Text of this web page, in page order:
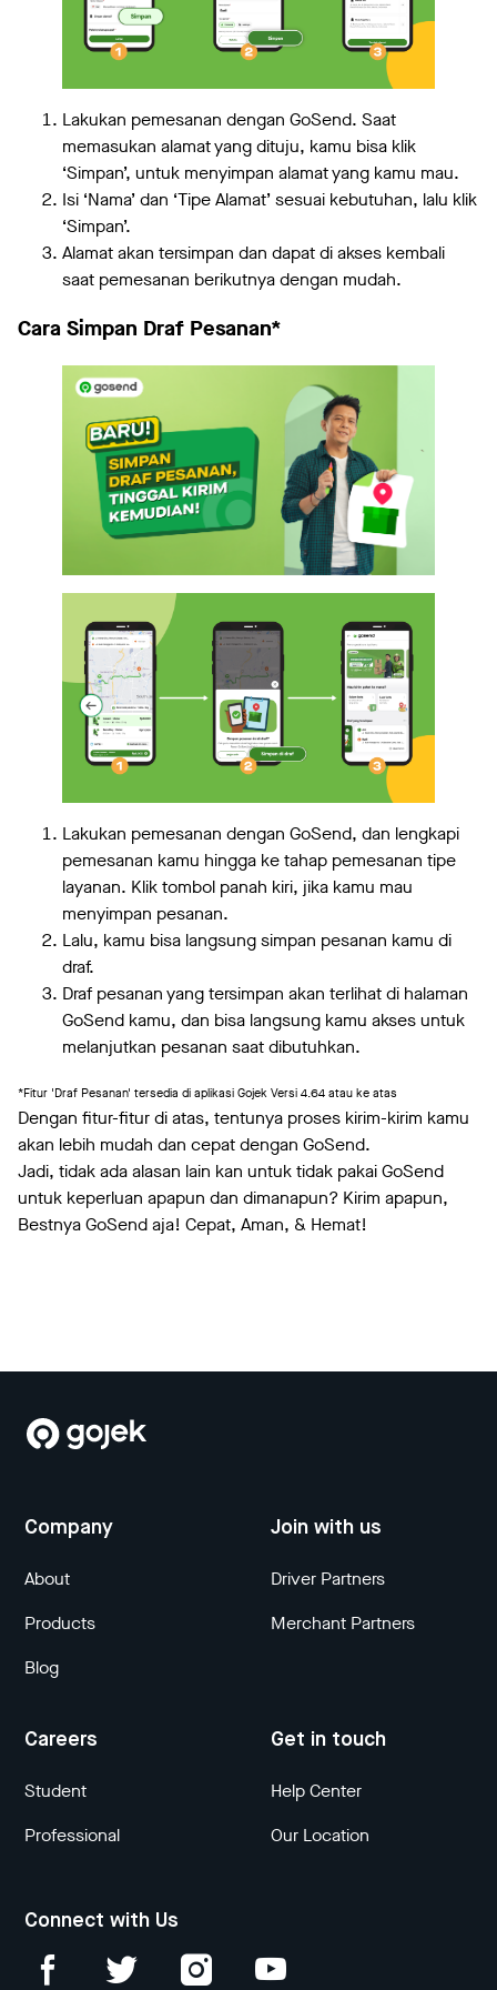
Lakukan pemesanan dengan GoSend. Saat
memasukan alamat yang dituju, kamu bisa klik
‘Simpan’, untuk menyimpan alamat yang kamu mau.
Isi ‘Nama’ dan ‘Tipe Alamat’ sesuai kebutuhan, lalu klik
‘Simpan’.
Alamat akan tersimpan dan dapat di akses kembali
saat pemesanan berikutnya dengan mudah.
Cara Simpan Draf Pesanan*
Lakukan pemesanan dengan GoSend, dan lengkapi
pemesanan kamu hingga ke tahap pemesanan tipe
layanan. Klik tombol panah kiri, jika kamu mau
menyimpan pesanan.
Lalu, kamu bisa langsung simpan pesanan kamu di
draf.
Draf pesanan yang tersimpan akan terlihat di halaman
GoSend kamu, dan bisa langsung kamu akses untuk
melanjutkan pesanan saat dibutuhkan.
*Fitur 'Draf Pesanan' tersedia di aplikasi Gojek Versi 4.64 atau ke atas
Dengan fitur-fitur di atas, tentunya proses kirim-kirim kamu
akan lebih mudah dan cepat dengan GoSend.
Jadi, tidak ada alasan lain kan untuk tidak pakai GoSend
untuk keperluan apapun dan dimanapun? Kirim apapun,
Bestnya GoSend aja! Cepat, Aman, & Hemat!
Company
About
Products
Blog
Join with us
Driver Partners
Merchant Partners
Careers
Student
Professional
Get in touch
Help Center
Our Location
Connect with Us